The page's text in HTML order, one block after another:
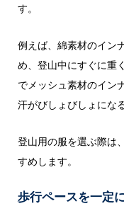
す。
例えば、綿素材のイン
め、登山中にすぐに重
でメッシュ素材のイン
汗がびしょびしょにな
登山用の服を選ぶ際は
すめします。
歩行ペースを一定